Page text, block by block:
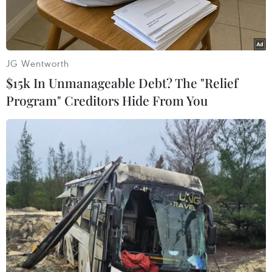
Người dân theo dõi hình ảnh vụ phóng vật thể được cho là tên
lửa đạn đạo của Triều Tiên qua màn hình tivi ở nhà ga Seoul,
Hàn Quốc ngày 7/5. (Ảnh: Yonhap/TTXVN)
Theo Yonhap, ngày 11/5, trong cuộc gặp đầu tiên
với các thư ký cấp cao sau khi nhậm chức một
JG Wentworth
$15k In Unmanageable Debt? The "Relief
Program" Creditors Hide From You